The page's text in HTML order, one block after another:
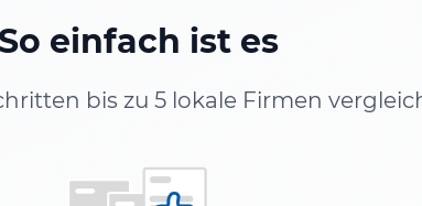
So einfach ist es
bis zu 5 lokale Firmen